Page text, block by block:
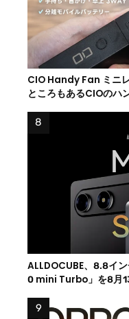
CIO Handy Fan ミニ
ところもあるCIOのハ
ALLDOCUBE、8.8イ
0 mini Turbo」を8月